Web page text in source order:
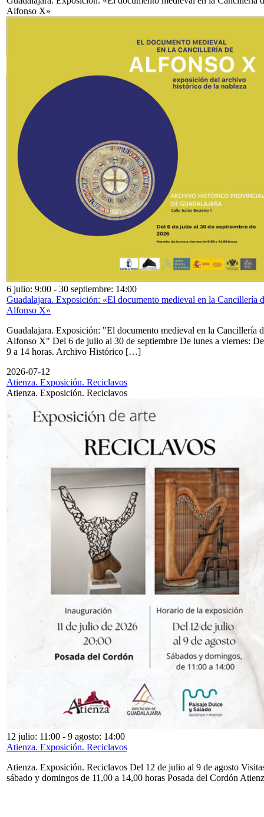
Alfonso X»
6 julio: 9:00 - 30 septiembre: 14:00
Guadalajara. Exposición: «El documento medieval en la Cancillería
Alfonso X»
Guadalajara. Exposición: "El documento medieval en la Cancillería
Alfonso X" Del 6 de julio al 30 de septiembre De lunes a viernes: De
9 a 14 horas. Archivo Histórico […]
2026-07-12
Atienza. Exposición. Reciclavos
Atienza. Exposición. Reciclavos
12 julio: 11:00 - 9 agosto: 14:00
Atienza. Exposición. Reciclavos
Atienza. Exposición. Reciclavos Del 12 de julio al 9 de agosto
sábado y domingos de 11,00 a 14,00 horas Posada del Cordón